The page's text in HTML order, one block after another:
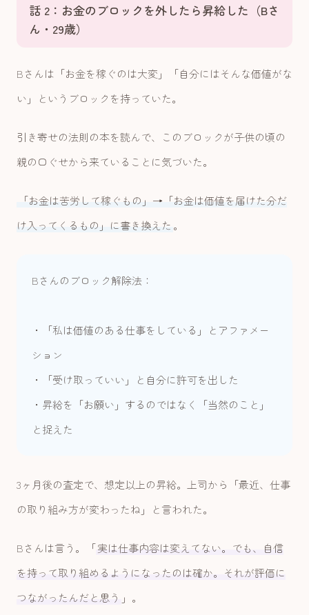
話 2：お金のブロックを外したら昇給した（Bさ
ん・29歳）
Bさんは「お金を稼ぐのは大変」「自分にはそんな価値がな
い」というブロックを持っていた。
引き寄せの法則の本を読んで、このブロックが子供の頃の
親の口ぐせから来ていることに気づいた。
「お金は苦労して稼ぐもの」→「お金は価値を届けた分だ
け入ってくるもの」に書き換えた 。
Bさんのブロック解除法：
・「私は価値のある仕事をしている」とアファメー
ション
・「受け取っていい」と自分に許可を出した
・昇給を「お願い」するのではなく「当然のこと」
と捉えた
3ヶ月後の査定で、想定以上の昇給。上司から「最近、仕事
の取り組み方が変わったね」と言われた。
Bさんは言う。「実は仕事内容は変えてない。でも、自信
を持って取り組めるようになったのは確か。それが評価に
つながったんだと思う 」。